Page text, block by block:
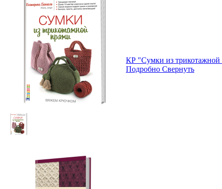
КР "Сумки из
Подробно Свернуть